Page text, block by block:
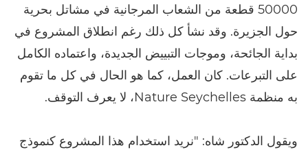
50000 قطعة من الشعاب المرجانية في مشاتل بحرية
حول الجزيرة. وقد نشأ كل ذلك رغم انطلاق المشروع في
بداية الجائحة، وموجات التبييض الجديدة، واعتماده الكامل
على التبرعات. كان العمل، كما هو الحال في كل ما تقوم
به منظمة Nature Seychelles، لا يعرف التوقف.
ويقول الدكتور شاه: "نريد استخدام هذا المشروع كنموذج